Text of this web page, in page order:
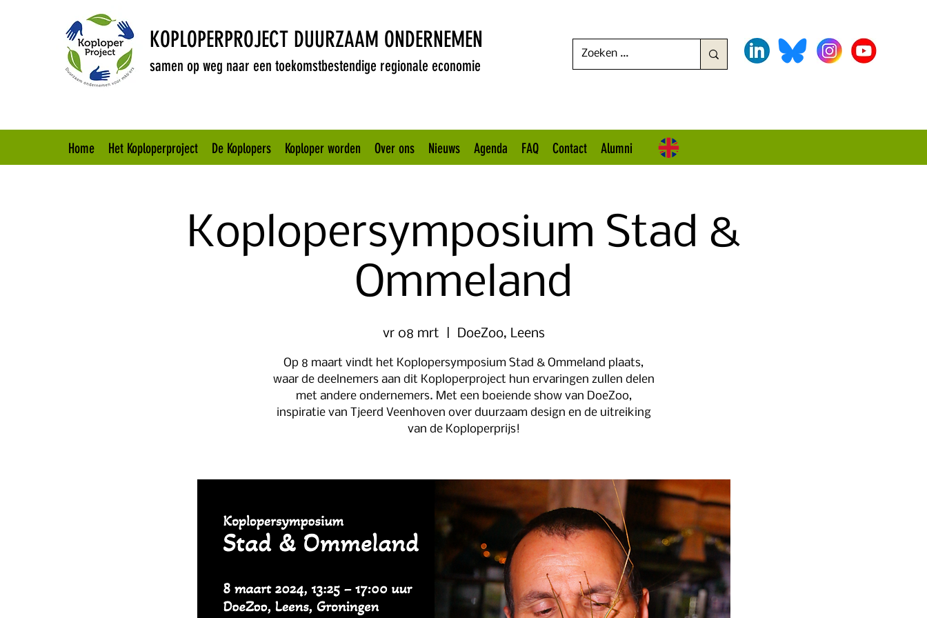
KOPLOPERPROJECT DUURZAAM ONDERNEMEN
samen op weg naar een toekomstbestendige regionale economie
Home Het Koploperproject De Koplopers Koploper worden Over ons Nieuws Agenda FAQ Contact Alumni
Koplopersymposium Stad &
Ommeland
vr 08 mrt DoeZoo, Leens
Op 8 maart vindt het Koplopersymposium Stad & Ommeland plaats,
waar de deelnemers aan dit Koploperproject hun ervaringen zullen delen
met andere ondernemers. Met een boeiende show van DoeZoo,
inspiratie van Tjeerd Veenhoven over duurzaam design en de uitreiking
van de Koploperprijs!